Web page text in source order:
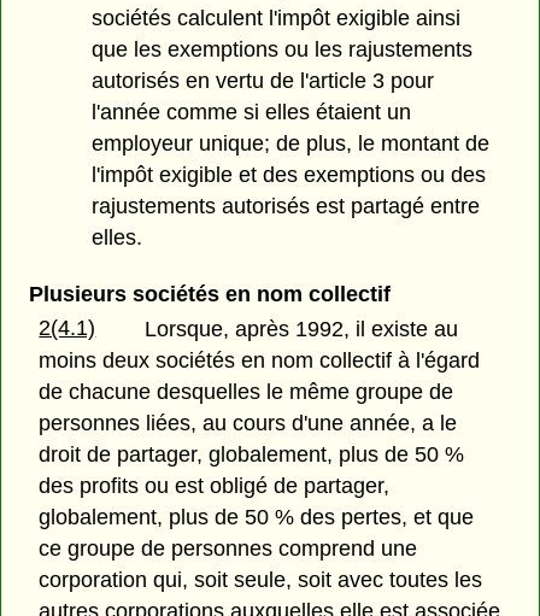
sociétés calculent l'impôt exigible ainsi
que les exemptions ou les rajustements
autorisés en vertu de l'article 3 pour
l'année comme si elles étaient un
employeur unique; de plus, le montant de
l'impôt exigible et des exemptions ou des
rajustements autorisés est partagé entre
elles.
Plusieurs sociétés en nom collectif
2(4.1)
Lorsque, après 1992, il existe au
moins deux sociétés en nom collectif à l'égard
de chacune desquelles le même groupe de
personnes liées, au cours d'une année, a le
droit de partager, globalement, plus de 50 %
des profits ou est obligé de partager,
globalement, plus de 50 % des pertes, et que
ce groupe de personnes comprend une
corporation qui, soit seule, soit avec toutes les
autres corporations auxquelles elle est associée